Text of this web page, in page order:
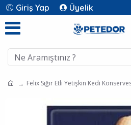
Giriş Yap Üyelik
Felix Sığır Etli Yetişkin Kedi